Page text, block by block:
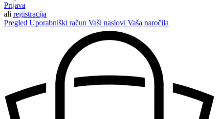
Prijava
ali registracija
Pregled Uporabniški račun Vaši naslovi Vaša naročila